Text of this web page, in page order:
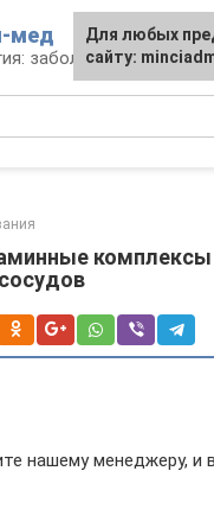
мед
заболевания и
нашему менеджеру, и
Для любых
сайту: